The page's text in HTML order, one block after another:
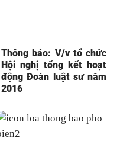
Thông báo: V/v tổ chức
Hội nghị tổng kết hoạt
động Đoàn luật sư năm
2016